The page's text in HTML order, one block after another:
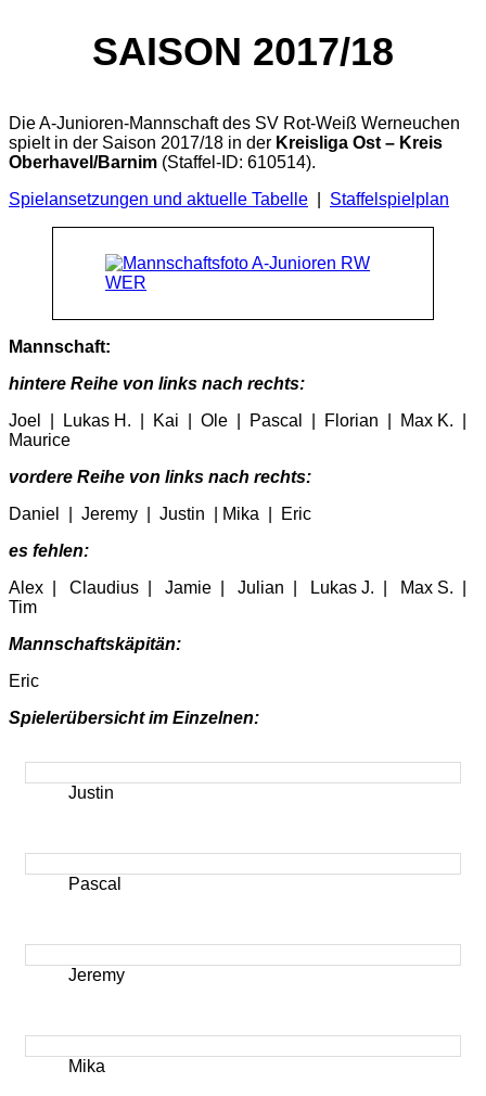
SAISON 2017/18
Die A-Junioren-Mannschaft des SV Rot-Weiß Werneuchen
spielt in der Saison 2017/18 in der Kreisliga Ost – Kreis
Oberhavel/Barnim (Staffel-ID: 610514).
Spielansetzungen und aktuelle Tabelle
Staffelspielplan
Mannschaft:
hintere Reihe von links nach rechts:
Joel | Lukas H. | Kai | Ole | Pascal | Florian | Max K. |
Maurice
vordere Reihe von links nach rechts:
Daniel | Jeremy | Justin | Mika | Eric
es fehlen:
Alex | Claudius | Jamie | Julian | Lukas J. | Max S. |
Tim
Mannschaftskäpitän:
Eric
Spielerübersicht im Einzelnen:
Justin
Pascal
Jeremy
Mika